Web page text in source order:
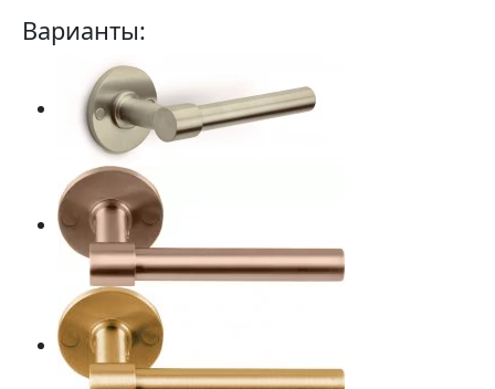
Варианты: